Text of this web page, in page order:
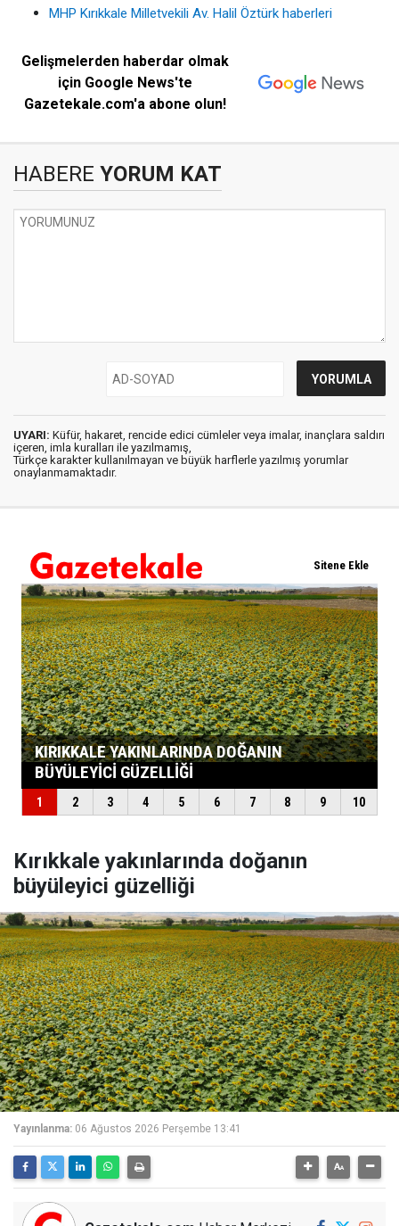
MHP Kırıkkale Milletvekili Av. Halil Öztürk haberleri
Gelişmelerden haberdar olmak
için Google News'te
Gazetekale.com'a abone olun!
HABERE YORUM KAT
UYARI: Küfür, hakaret, rencide edici cümleler veya imalar, inançlara saldırı
içeren, imla kuralları ile yazılmamış,
Türkçe karakter kullanılmayan ve büyük harflerle yazılmış yorumlar
onaylanmamaktadır.
Kırıkkale yakınlarında doğanın
büyüleyici güzelliği
Yayınlanma: 06 Ağustos 2026 Perşembe 13:41